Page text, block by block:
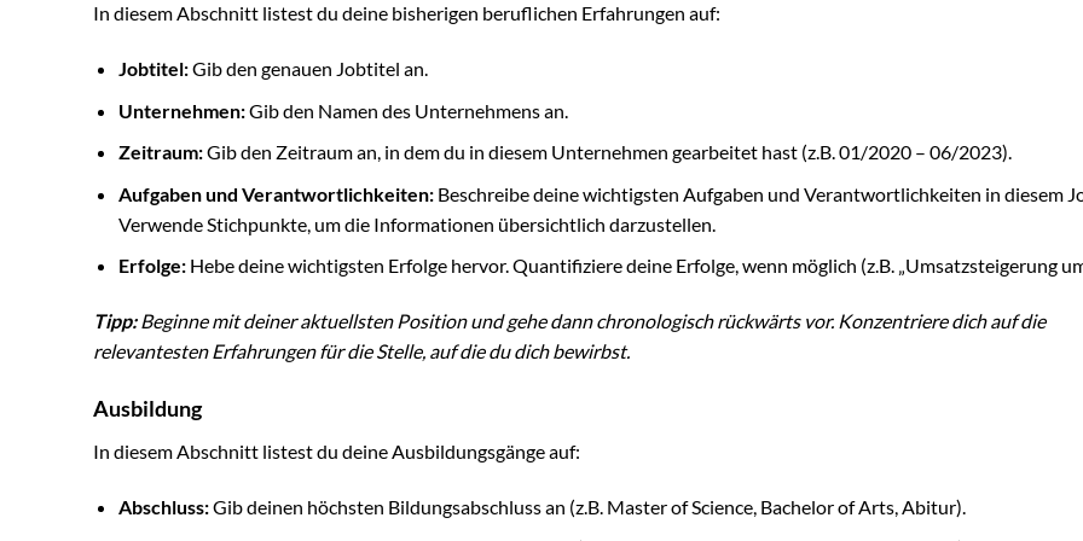
In diesem Abschnitt listest du deine bisherigen beruflichen Erfahrungen auf:
Jobtitel:Gib den genauen Jobtitel an.
Unternehmen:Gib den Namen des Unternehmens an.
Zeitraum:Gib den Zeitraum an, in dem du in diesem Unternehmen gearbeitet hast (z.B. 01/2020 – 06/2023).
Aufgaben und Verantwortlichkeiten:Beschreibe deine wichtigsten Aufgaben und Verantwortlichkeiten in diesem
Verwende Stichpunkte, um die Informationen übersichtlich darzustellen.
Erfolge:Hebe deine wichtigsten Erfolge hervor. Quantifiziere deine Erfolge, wenn möglich (z.B. „Umsatzsteigerung
Tipp:Beginne mit deiner aktuellsten Position und gehe dann chronologisch rückwärts vor. Konzentriere dich auf die
relevantesten Erfahrungen für die Stelle, auf die du dich bewirbst.
Ausbildung
In diesem Abschnitt listest du deine Ausbildungsgänge auf:
Abschluss:Gib deinen höchsten Bildungsabschluss an (z.B. Master of Science, Bachelor of Arts, Abitur).